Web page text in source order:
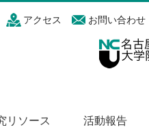
アクセス お問い合わせ
リソース 活動報告